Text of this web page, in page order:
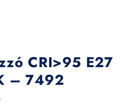
CRI>95 E27
– 7492